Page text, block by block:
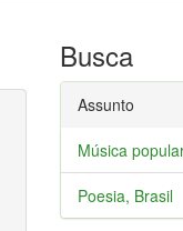
Busca
Assunto
Música
Poesia, Brasil